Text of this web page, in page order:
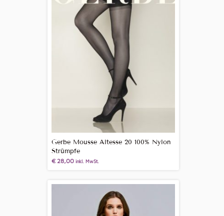
Gerbe Mousse Altesse 20 100% Nylon
Strümpfe
€28,00 inkl. MwSt.